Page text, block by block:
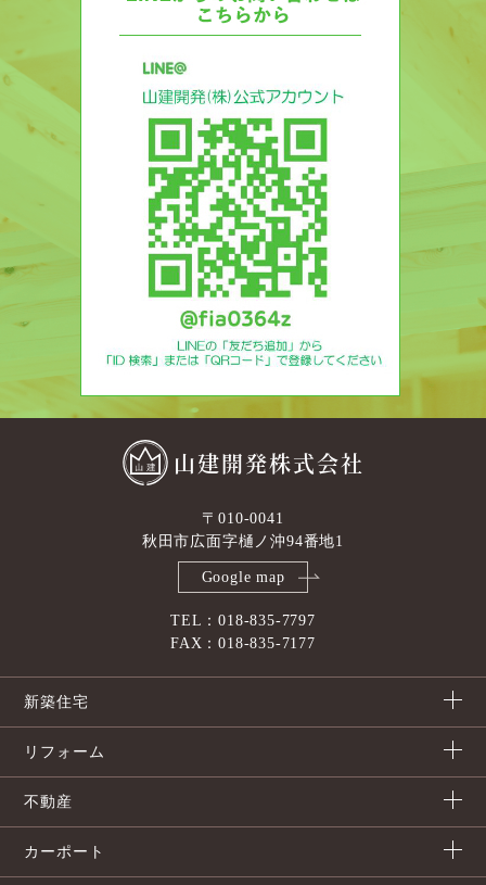
山建開発株式会社
〒010-0041
秋田市広面字樋ノ沖94番地1
Google map
TEL：018-835-7797
FAX：018-835-7177
新築住宅
リフォーム
不動産
カーポート